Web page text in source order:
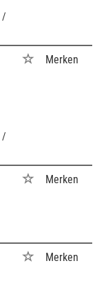
/
/
Merken
Merken
Merken